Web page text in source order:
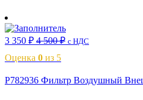
3 350 ₽ 4 500₽ с НДС
Оценка 0 из 5
P782936 Фильтр Воздушный